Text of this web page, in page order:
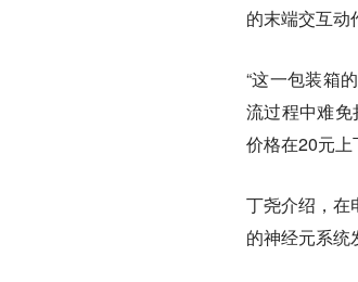
的末端交互动
“这一包装箱
流过程中难
价格在20元
丁尧介绍，在
的神经元系统